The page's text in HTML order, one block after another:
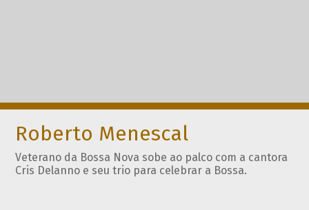
Roberto Menescal
Veterano da Bossa Nova sobe ao palco com a cantora
Cris Delanno e seu trio para celebrar a Bossa.